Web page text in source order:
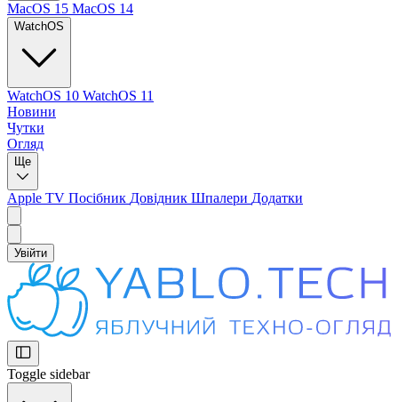
MacOS 15 MacOS 14
WatchOS
WatchOS 10 WatchOS 11
Новини
Чутки
Огляд
Ще
Apple TV Посібник Довідник Шпалери Додатки
Увійти
Toggle sidebar